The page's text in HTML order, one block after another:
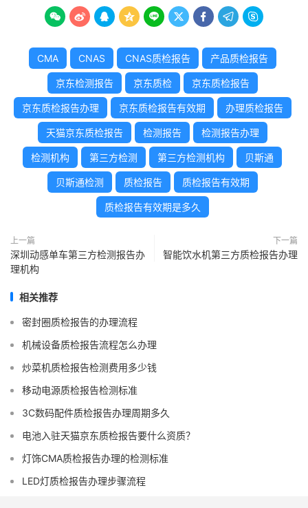
        
CMA CNAS CNAS质检报告 产品质检报告
京东检测报告 京东质检 京东质检报告
京东质检报告办理 京东质检报告有效期 办理质检报告
天猫京东质检报告 检测报告 检测报告办理
检测机构 第三方检测 第三方检测机构 贝斯通
贝斯通检测 质检报告 质检报告有效期
质检报告有效期是多久
上一篇
深圳动感单车第三方检测报告办
理机构
下一篇
智能饮水机第三方质检报告办理
相关推荐
密封圈质检报告的办理流程
机械设备质检报告流程怎么办理
炒菜机质检报告检测费用多少钱
移动电源质检报告检测标准
3C数码配件质检报告办理周期多久
电池入驻天猫京东质检报告要什么资质？
灯饰CMA质检报告办理的检测标准
LED灯质检报告办理步骤流程